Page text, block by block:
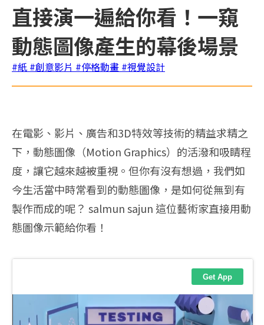
直接演一遍給你看！一窺
動態圖像產生的幕後場景
#紙 #創意影片 #停格動畫 #視覺設計
在電影、影片、廣告和3D特效等技術的精益求精之
下，動態圖像（Motion Graphics）的活潑和吸睛程
度，讓它越來越被重視。但你有沒有想過，我們如
今生活當中時常看到的動態圖像，是如何從無到有
製作而成的呢？ salmun sajun 這位藝術家直接用動
態圖像示範給你看！